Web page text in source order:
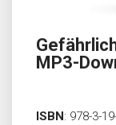
MP3-
ISBN: 978-3-